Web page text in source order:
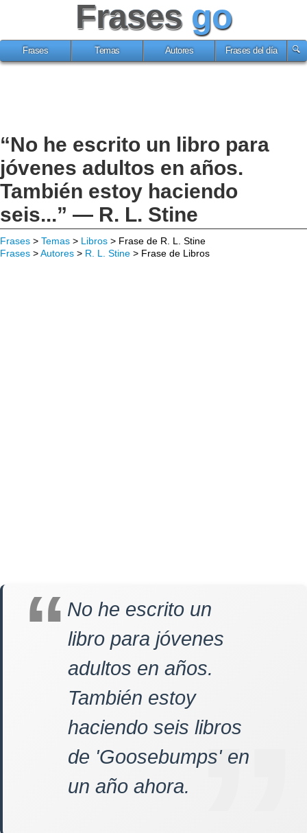
Frases go
Frases Temas Autores Frases del día
“No he escrito un libro para
jóvenes adultos en años.
También estoy haciendo
seis...” — R. L. Stine
Frases > Temas > Libros > Frase de R. L. Stine
Frases >Autores > R. L. Stine > Frase de Libros
No he escrito un
libro para jóvenes
adultos en años.
También estoy
haciendo seis libros
de 'Goosebumps' en
un año ahora.